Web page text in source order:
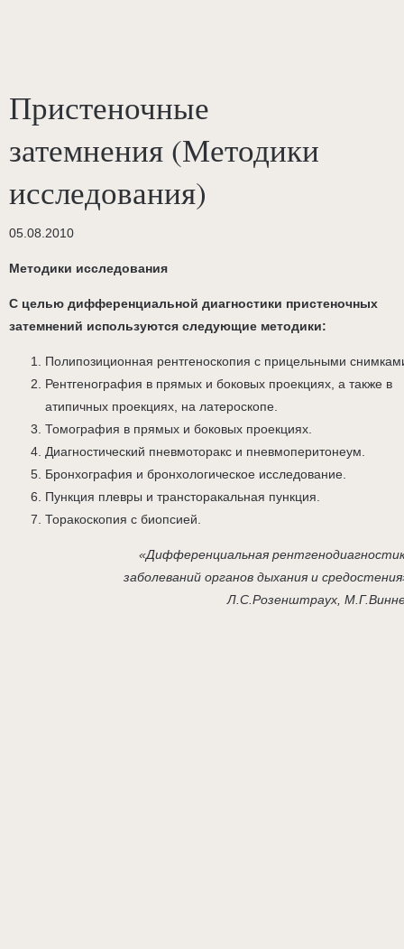
Пристеночные
затемнения (Методики
исследования)
05.08.2010
Методики исследования
С целью дифференциальной диагностики пристеночных
затемнений используются следующие методики:
Полипозиционная рентгеноскопия с прицельными
Рентгенография в прямых и боковых проекциях, а также в
атипичных проекциях, на латероскопе.
Томография в прямых и боковых проекциях.
Диагностический пневмоторакс и пневмоперитонеум.
Бронхография и бронхологическое исследование.
Пункция плевры и трансторакальная пункция.
Торакоскопия с биопсией.
«Дифференциальная
заболеваний органов дыхания и
Л.С.Розенштраух,